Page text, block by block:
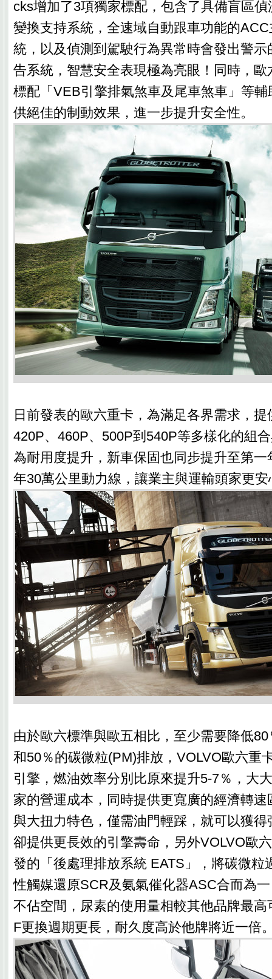
cks增加了3項獨家標配，包含了具備盲區
變換支持系統，全速域自動跟車功能的
統，以及偵測到駕駛行為異常時會發出警
告系統，智慧安全表現極為亮眼！同時，
標配「VEB引擎排氣煞車及尾車煞車」等
供絕佳的制動效果，進一步提升安全性。
日前發表的歐六重卡，為滿足各界需求，
420P、460P、500P到540P等多樣化的組
為耐用度提升，新車保固也同步提升至第
年30萬公里動力線，讓業主與運輸頭家更安
由於歐六標準與歐五相比，至少需要降低
和50％的碳微粒(PM)排放，VOLVO歐六重
引擎，燃油效率分別比原來提升5-7％，大
家的營運成本，同時提供更寬廣的經濟轉
與大扭力特色，僅需油門輕踩，就可以獲
卻提供更長效的引擎壽命，另外VOLVO歐
發的「後處理排放系統 EATS」，將碳微粒
性觸媒還原SCR及氨氣催化器ASC合而為
不佔空間，尿素的使用量相較其他品牌最
F更換週期更長，耐久度高於他牌將近一倍